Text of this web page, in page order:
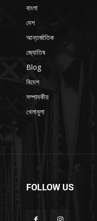
বাংলা
দেশ
আন্তর্জাতিক
জ্যোতিষ
Blog
বিদেশ
সম্পাদকীয়
খেলাধুলা
FOLLOW US